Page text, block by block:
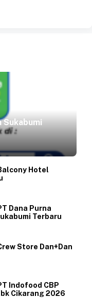
Sukabumi
Hotel
Dana Purna
Terbaru
Store Dan+Dan
Indofood CBP
Cikarang 2026